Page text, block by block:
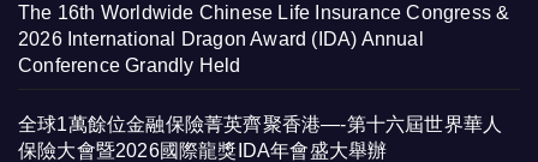
The 16th Worldwide Chinese Life Insurance Congress &
2026 International Dragon Award (IDA) Annual
Conference Grandly Held
全球1萬餘位金融保險菁英齊聚香港—-第十六屆世界華人
保險大會暨2026國際龍獎IDA年會盛大舉辦